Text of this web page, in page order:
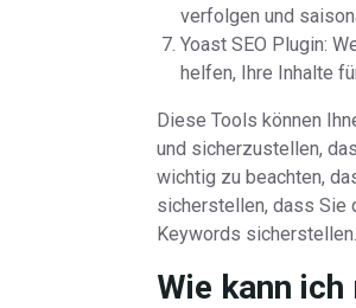
verfolgen und
Yoast SEO Plugin:
helfen, Ihre Inhalte
Diese Tools können
und sicherzustellen,
wichtig zu beachten,
sicherstellen, dass Sie
Keywords sicherstellen.
Wie kann